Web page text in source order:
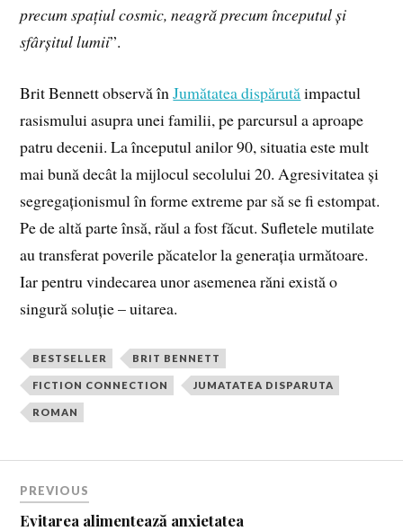
precum spațiul cosmic, neagră precum începutul și
sfârșitul lumii”.
Brit Bennett observă înJumătatea dispărutăimpactul
rasismului asupra unei familii, pe parcursul a aproape
patru decenii. La începutul anilor 90, situatia este mult
mai bună decât la mijlocul secolului 20. Agresivitatea și
segregaționismul în forme extreme par să se fi estompat.
Pe de altă parte însă, răul a fost făcut. Sufletele mutilate
au transferat poverile păcatelor la generația următoare.
Iar pentru vindecarea unor asemenea răni există o
singură soluție – uitarea.
BESTSELLER BRIT BENNETT
FICTION CONNECTION JUMATATEA DISPARUTA
ROMAN
PREVIOUS
Evitarea alimentează anxietatea